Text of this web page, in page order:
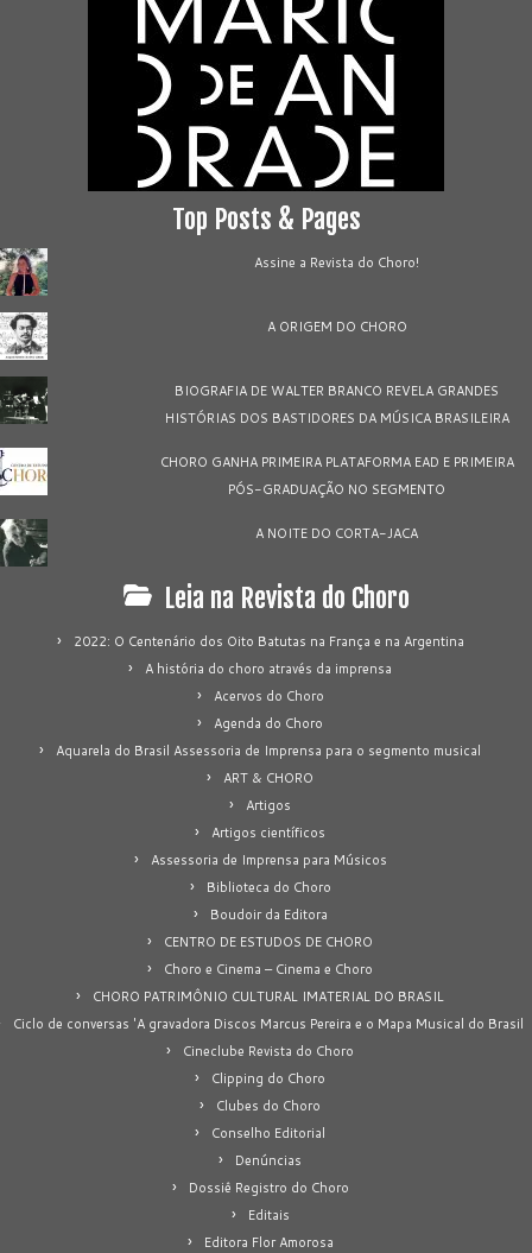
Top Posts & Pages
Assine a Revista do Choro!
A ORIGEM DO CHORO
BIOGRAFIA DE WALTER BRANCO REVELA GRANDES
HISTÓRIAS DOS BASTIDORES DA MÚSICA BRASILEIRA
CHORO GANHA PRIMEIRA PLATAFORMA EAD E PRIMEIRA
PÓS-GRADUAÇÃO NO SEGMENTO
A NOITE DO CORTA-JACA
Leia na Revista do Choro
2022: O Centenário dos Oito Batutas na França e na Argentina
A história do choro através da imprensa
Acervos do Choro
Agenda do Choro
Aquarela do Brasil Assessoria de Imprensa para o segmento musical
ART & CHORO
Artigos
Artigos científicos
Assessoria de Imprensa para Músicos
Biblioteca do Choro
Boudoir da Editora
CENTRO DE ESTUDOS DE CHORO
Choro e Cinema – Cinema e Choro
CHORO PATRIMÔNIO CULTURAL IMATERIAL DO BRASIL
Ciclo de conversas 'A gravadora Discos Marcus Pereira e o Mapa Musical do Brasil
Cineclube Revista do Choro
Clipping do Choro
Clubes do Choro
Conselho Editorial
Denúncias
Dossiê Registro do Choro
Editais
Editora Flor Amorosa